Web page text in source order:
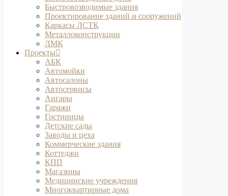
Быстровозводимые здания
Проектирование зданий и сооружений
Каркасы ЛСТК
Металлоконструкции
ЛМК
Проекты
АБК
Автомойки
Автосалоны
Автосервисы
Ангары
Гаражи
Гостиницы
Детские сады
Заводы и цеха
Коммерческие здания
Коттеджи
КПП
Магазины
Медицинские учреждения
Многоквартирные дома